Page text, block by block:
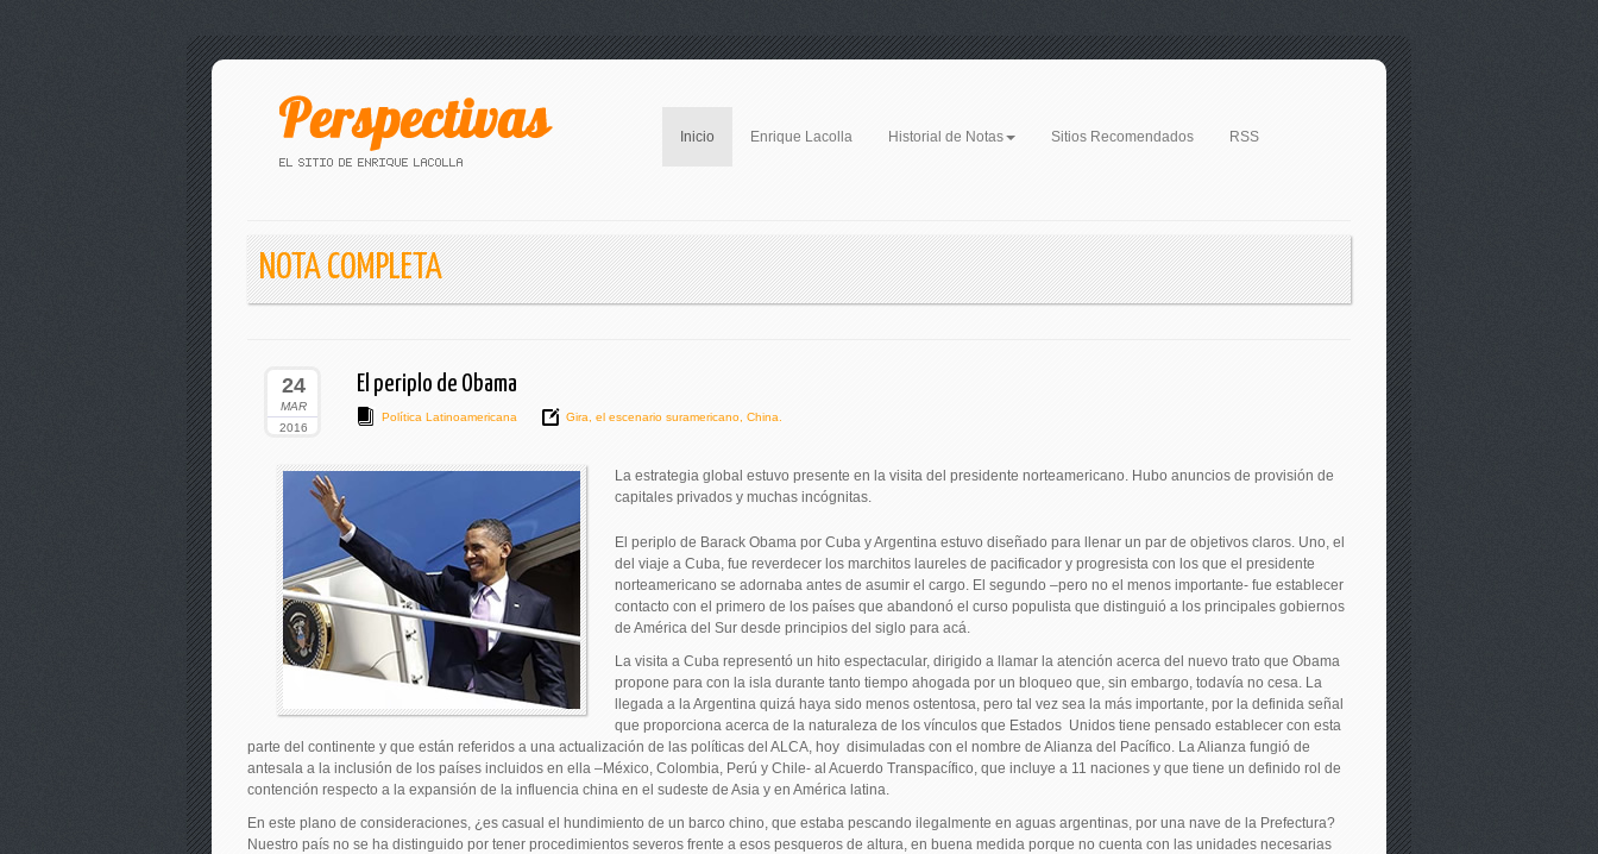
Inicio (current)Enrique Lacolla Historial de Notas Sitios Recomendados RSS
NOTA COMPLETA
24
MAR
2016
El periplo de Obama
Política Latinoamericana Gira el escenario suramericano China.
La estrategia global estuvo presente en la visita del presidente norteamericano. Hubo anuncios de provisión de
capitales privados y muchas incógnitas.
El periplo de Barack Obama por Cuba y Argentina estuvo diseñado para llenar un par de objetivos claros. Uno, el
del viaje a Cuba, fue reverdecer los marchitos laureles de pacificador y progresista con los que el presidente
norteamericano se adornaba antes de asumir el cargo. El segundo –pero no el menos importante- fue establecer
contacto con el primero de los países que abandonó el curso populista que distinguió a los principales gobiernos
de América del Sur desde principios del siglo para acá.
La visita a Cuba representó un hito espectacular, dirigido a llamar la atención acerca del nuevo trato que Obama
propone para con la isla durante tanto tiempo ahogada por un bloqueo que, sin embargo, todavía no cesa. La
llegada a la Argentina quizá haya sido menos ostentosa, pero tal vez sea la más importante, por la definida señal
que proporciona acerca de la naturaleza de los vínculos que Estados Unidos tiene pensado establecer con esta
parte del continente y que están referidos a una actualización de las políticas del ALCA, hoy disimuladas con el nombre de Alianza del Pacífico. La Alianza fungió de
antesala a la inclusión de los países incluidos en ella –México, Colombia, Perú y Chile- al Acuerdo Transpacífico, que incluye a 11 naciones y que tiene un definido rol de
contención respecto a la expansión de la influencia china en el sudeste de Asia y en América latina.
En este plano de consideraciones, ¿es casual el hundimiento de un barco chino, que estaba pescando ilegalmente en aguas argentinas, por una nave de la Prefectura?
Nuestro país no se ha distinguido por tener procedimientos severos frente a esos pesqueros de altura, en buena medida porque no cuenta con las unidades necesarias